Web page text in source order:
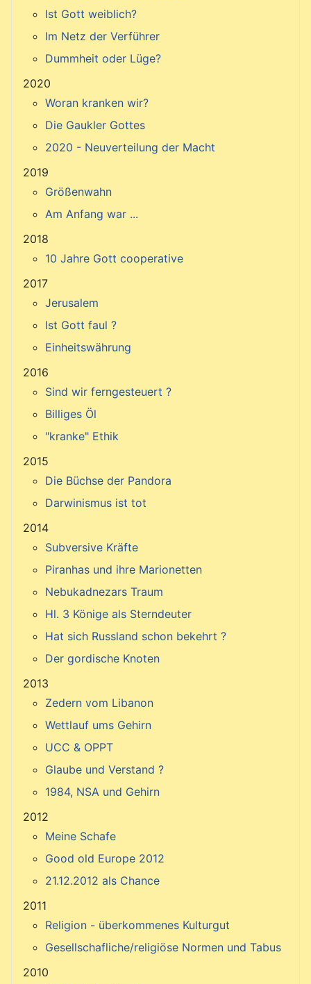
Ist Gott weiblich?
Im Netz der Verführer
Dummheit oder Lüge?
2020
Woran kranken wir?
Die Gaukler Gottes
2020 - Neuverteilung der Macht
2019
Größenwahn
Am Anfang war ...
2018
10 Jahre Gott cooperative
2017
Jerusalem
Ist Gott faul ?
Einheitswährung
2016
Sind wir ferngesteuert ?
Billiges Öl
"kranke" Ethik
2015
Die Büchse der Pandora
Darwinismus ist tot
2014
Subversive Kräfte
Piranhas und ihre Marionetten
Nebukadnezars Traum
Hl. 3 Könige als Sterndeuter
Hat sich Russland schon bekehrt ?
Der gordische Knoten
2013
Zedern vom Libanon
Wettlauf ums Gehirn
UCC & OPPT
Glaube und Verstand ?
1984, NSA und Gehirn
2012
Meine Schafe
Good old Europe 2012
21.12.2012 als Chance
2011
Religion - überkommenes Kulturgut
Gesellschafliche/religiöse Normen und Tabus
2010